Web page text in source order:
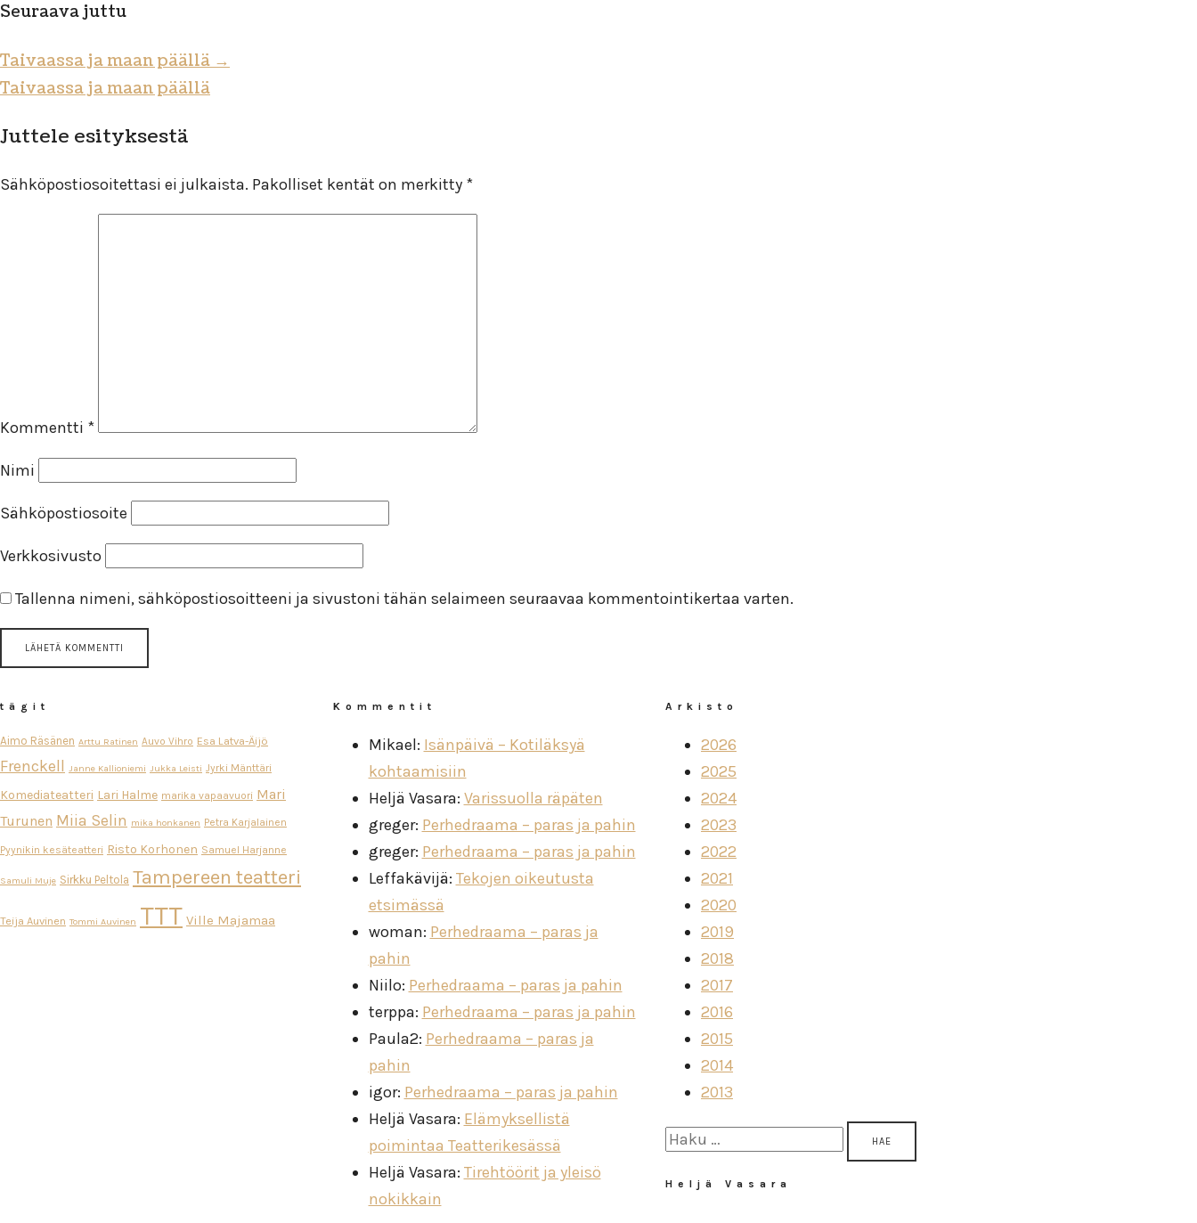
Seuraava juttu
Taivaassa ja maan päällä→
Taivaassa ja maan päällä
Juttele esityksestä
Sähköpostiosoitettasi ei julkaista. Pakolliset kentät on merkitty *
Kommentti *
Nimi
Sähköpostiosoite
Verkkosivusto
Tallenna nimeni, sähköpostiosoitteeni ja sivustoni tähän selaimeen seuraavaa kommentointikertaa varten.
tägit
Aimo Räsänen Arttu Ratinen Auvo Vihro Esa Latva-Äijö
Frenckell Janne Kallioniemi Jukka Leisti Jyrki Mänttäri
Komediateatteri Lari Halme marika vapaavuori Mari
Turunen Miia Selin mika honkanen Petra Karjalainen
Pyynikin kesäteatteri Risto Korhonen Samuel Harjanne
Samuli Muje Sirkku Peltola Tampereen teatteri
Teija Auvinen Tommi Auvinen TTT Ville Majamaa
Kommentit
Mikael: Isänpäivä – Kotiläksyä
kohtaamisiin
Heljä Vasara: Varissuolla räpäten
greger: Perhedraama – paras ja pahin
greger: Perhedraama – paras ja pahin
Leffakävijä: Tekojen oikeutusta
etsimässä
woman: Perhedraama – paras ja
pahin
Niilo: Perhedraama – paras ja pahin
terppa: Perhedraama – paras ja pahin
Paula2: Perhedraama – paras ja
pahin
igor: Perhedraama – paras ja pahin
Heljä Vasara: Elämyksellistä
poimintaa Teatterikesässä
Heljä Vasara: Tirehtöörit ja yleisö
nokikkain
Arkisto
2026
2025
2024
2023
2022
2021
2020
2019
2018
2017
2016
2015
2014
2013
Haku:
Heljä Vasara